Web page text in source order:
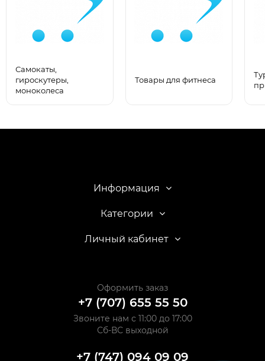
Самокаты,
гироскутеры,
моноколеса
Товары для фитнеса
Информация
Категории
Личный кабинет
Оформить заказ
+7 (707) 655 55 50
Звоните нам с 11:00 до 17:00
Сб-ВС выходной
+7 (747) 094 09 09